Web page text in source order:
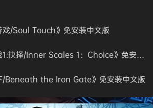
戏/Soul Touch》免安装中文版
《天平游戏1:抉择/Inner Scales 1：Choice》免安装中文版
/Beneath the Iron Gate》免安装中文版